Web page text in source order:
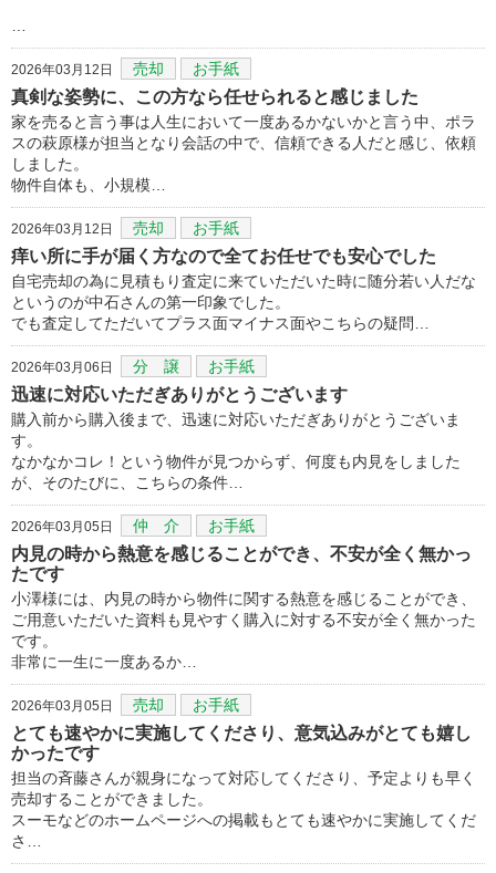
2026年03月12日 売却 お手紙
真剣な姿勢に、この方なら任せられると感じました
家を売ると言う事は人生において一度あるかないかと言う中、ポラ
スの萩原様が担当となり会話の中で、信頼できる人だと感じ、依頼
しました。
物件自体も、小規模…
2026年03月12日 売却 お手紙
痒い所に手が届く方なので全てお任せでも安心でした
自宅売却の為に見積もり査定に来ていただいた時に随分若い人だな
というのが中石さんの第一印象でした。
でも査定してただいてプラス面マイナス面やこちらの疑問…
2026年03月06日 分 譲 お手紙
迅速に対応いただぎありがとうございます
購入前から購入後まで、迅速に対応いただぎありがとうございま
す。
なかなかコレ！という物件が見つからず、何度も内見をしました
が、そのたびに、こちらの条件…
2026年03月05日 仲 介 お手紙
内見の時から熱意を感じることができ、不安が全く無かっ
たです
小澤様には、内見の時から物件に関する熱意を感じることができ、
ご用意いただいた資料も見やすく購入に対する不安が全く無かった
です。
非常に一生に一度あるか…
2026年03月05日 売却 お手紙
とても速やかに実施してくださり、意気込みがとても嬉し
かったです
担当の斉藤さんが親身になって対応してくださり、予定よりも早く
売却することができました。
スーモなどのホームページへの掲載もとても速やかに実施してくだ
さ…